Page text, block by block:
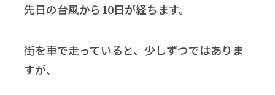
先日の台風から10日が経ちます。
街を車で走っていると、少しずつではありま
すが、